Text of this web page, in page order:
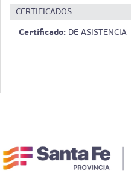
CERTIFICADOS
Certificado: DE ASISTENCIA